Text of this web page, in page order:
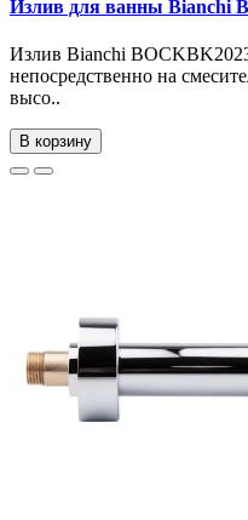
Излив для ванны Bianchi
Излив Bianchi
непосредственно на
высо..
В корзину